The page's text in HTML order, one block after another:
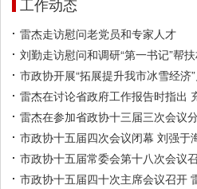
雷杰走访慰问老党员和专家人才
刘勤走访慰问和调研“第一书记”帮
市政协开展“拓展提升我市冰雪经济
雷杰在讨论省政府工作报告时指出
雷杰在参加省政协十三届三次会议
市政协十五届四次会议闭幕 刘强于
市政协十五届常委会第十八次会议
市政协十五届四十次主席会议召开